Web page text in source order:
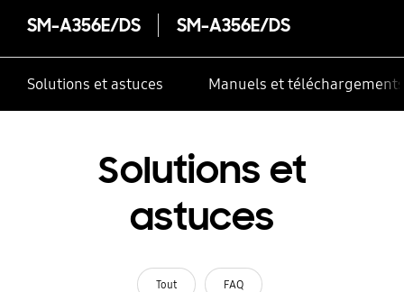
SM-A356E/DS SM-A356E/DS
Solutions et astuces Manuels et téléchargements
Solutions et
astuces
Tout FAQ